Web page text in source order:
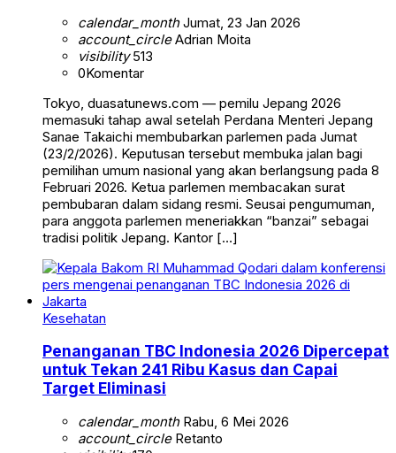
calendar_monthJumat, 23 Jan 2026
account_circleAdrian Moita
visibility513
0Komentar
Tokyo, duasatunews.com — pemilu Jepang 2026
memasuki tahap awal setelah Perdana Menteri Jepang
Sanae Takaichi membubarkan parlemen pada Jumat
(23/2/2026). Keputusan tersebut membuka jalan bagi
pemilihan umum nasional yang akan berlangsung pada 8
Februari 2026. Ketua parlemen membacakan surat
pembubaran dalam sidang resmi. Seusai pengumuman,
para anggota parlemen meneriakkan “banzai” sebagai
tradisi politik Jepang. Kantor […]
Kesehatan
Penanganan TBC Indonesia 2026 Dipercepat
untuk Tekan 241 Ribu Kasus dan Capai
Target Eliminasi
calendar_monthRabu, 6 Mei 2026
account_circleRetanto